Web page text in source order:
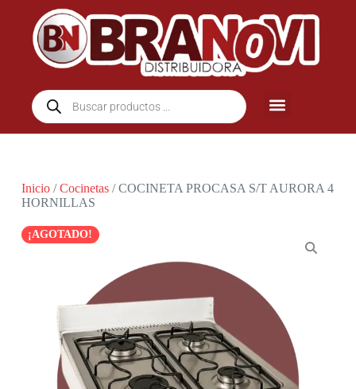
Inicio/Cocinetas/ COCINETA PROCASA S/T AURORA 4
HORNILLAS
¡AGOTADO!